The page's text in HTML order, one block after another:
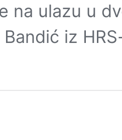
na ulazu u
Bandić iz